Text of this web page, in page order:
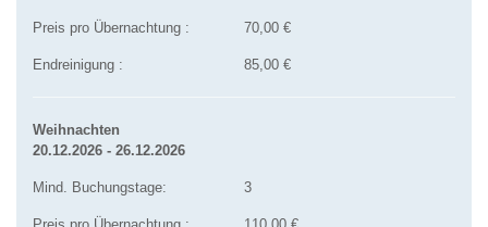
Preis pro Übernachtung : 70,00 €
Endreinigung : 85,00 €
Weihnachten
20.12.2026 - 26.12.2026
Mind. Buchungstage: 3